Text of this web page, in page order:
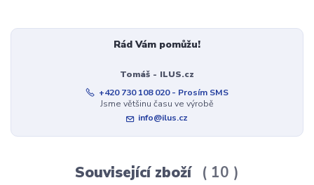
Rád Vám pomůžu!
Tomáš - ILUS.cz
+420 730 108 020 - Prosím SMS
Jsme většinu času ve výrobě
info@ilus.cz
Související zboží 10